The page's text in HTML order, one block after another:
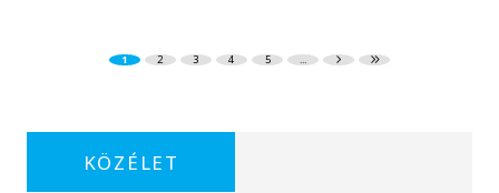
1 2 3 4 5 ...
KÖZÉLET